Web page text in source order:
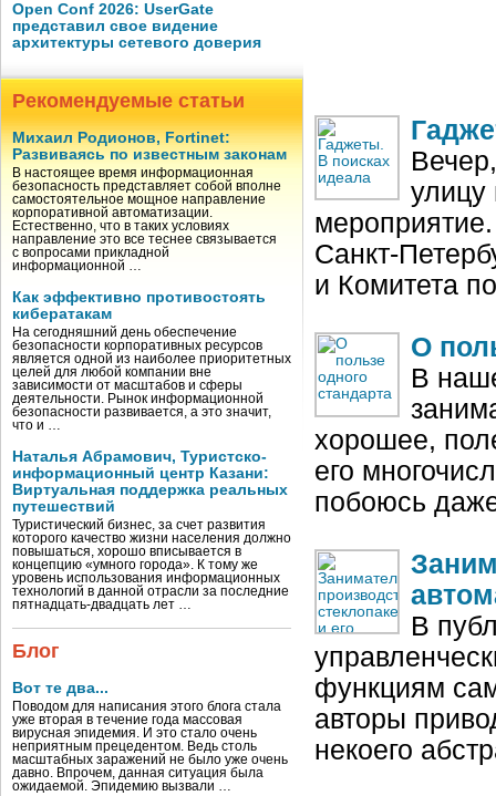
Open Conf 2026: UserGate
представил свое видение
архитектуры сетевого доверия
Рекомендуемые статьи
Михаил Родионов, Fortinet:
Развиваясь по известным законам
В настоящее время информационная
безопасность представляет собой вполне
самостоятельное мощное направление
корпоративной автоматизации.
Естественно, что в таких условиях
направление это все теснее связывается
с вопросами прикладной
информационной …
Как эффективно противостоять
кибератакам
На сегодняшний день обеспечение
безопасности корпоративных ресурсов
является одной из наиболее приоритетных
целей для любой компании вне
зависимости от масштабов и сферы
деятельности. Рынок информационной
безопасности развивается, а это значит,
что и …
Наталья Абрамович, Туристско-
информационный центр Казани:
Виртуальная поддержка реальных
путешествий
Туристический бизнес, за счет развития
которого качество жизни населения должно
повышаться, хорошо вписывается в
концепцию «умного города». К тому же
уровень использования информационных
технологий в данной отрасли за последние
пятнадцать-двадцать лет …
Блог
Вот те два...
Поводом для написания этого блога стала
уже вторая в течение года массовая
вирусная эпидемия. И это стало очень
неприятным прецедентом. Ведь столь
масштабных заражений не было уже очень
давно. Впрочем, данная ситуация была
ожидаемой. Эпидемию вызвали …
улицу
Санкт-
и Комитета
О
В
хорошее,
его
побоюсь
В
функциям
авторы
некоего